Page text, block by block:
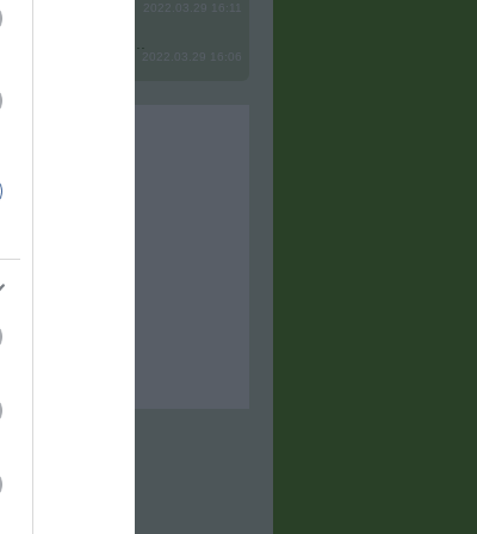
2022.03.29 16:11
2022.03.29 16:06